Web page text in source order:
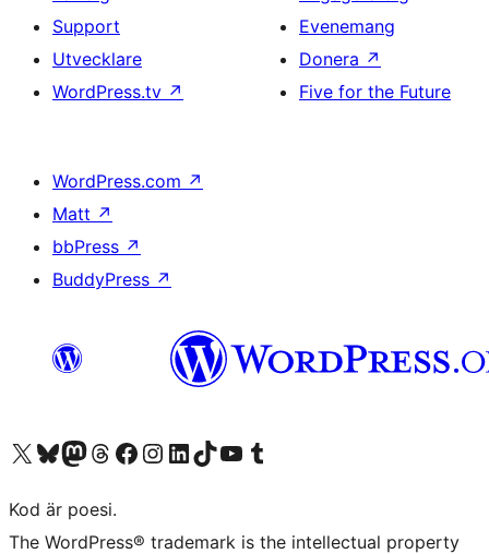
Support
Utvecklare
WordPress.tv ↗
Evenemang
Donera ↗
Five for the Future
WordPress.com ↗
Matt ↗
bbPress ↗
BuddyPress ↗
Besök vår X-konto (f.d. Twitter)
Besök vårt Bluesky-konto
Besök vårt Mastodon-konto
Besök vårt Thread-konto
Besök vår Facebook-sidaBesök vårt Instagram-konto
Besök vårt LinkedIn-konto
Besök vårt TikTok-konto
Besök vår YouTube-kanalBesök vårt Tumblr-konto
Kod är poesi.
The WordPress® trademark is the intellectual property